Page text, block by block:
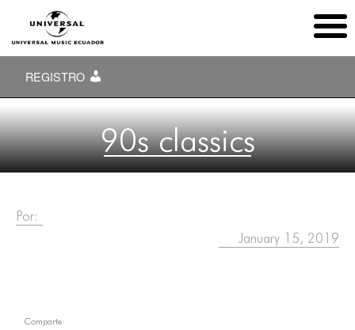
REGISTRO
90s classics
Por:
January 15, 2019
Comparte: